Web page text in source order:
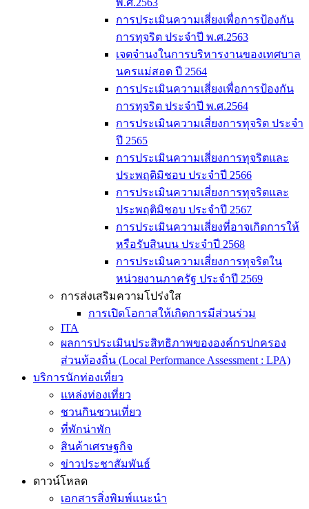
พ.ศ.2563
การประเมินความเสี่ยงเพื่อการป้องกัน
การทุจริต ประจำปี พ.ศ.2563
เจตจำนงในการบริหารงานของเทศบาล
นครแม่สอด ปี 2564
การประเมินความเสี่ยงเพื่อการป้องกัน
การทุจริต ประจำปี พ.ศ.2564
การประเมินความเสี่ยงการทุจริต ประจำ
ปี 2565
การประเมินความเสี่ยงการทุจริตและ
ประพฤติมิชอบ ประจำปี 2566
การประเมินความเสี่ยงการทุจริตและ
ประพฤติมิชอบ ประจำปี 2567
การประเมินความเสี่ยงที่อาจเกิดการให้
หรือรับสินบน ประจำปี 2568
การประเมินความเสี่ยงการทุจริตใน
หน่วยงานภาครัฐ ประจำปี 2569
การส่งเสริมความโปร่งใส
การเปิดโอกาสให้เกิดการมีส่วนร่วม
ITA
ผลการประเมินประสิทธิภาพขององค์กรปกครอง
ส่วนท้องถิ่น (Local Performance Assessment : LPA)
บริการนักท่องเที่ยว
แหล่งท่องเที่ยว
ชวนกินชวนเที่ยว
ที่พักน่าพัก
สินค้าเศรษฐกิจ
ข่าวประชาสัมพันธ์
ดาวน์โหลด
เอกสารสิ่งพิมพ์แนะนำ